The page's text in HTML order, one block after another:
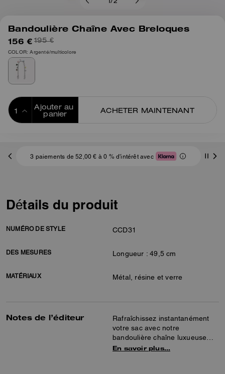
/2
Bandoulière Chaîne Avec Breloques
156 € 195 €
COLOR: Argenté/multicolore
Ajouter au
panier
ACHETER MAINTENANT
3 paiements de 52,00 € à 0 % d'intérêt avec
Détails du produit
NUMÉRO DE STYLE CCD31
DES MESURES Longueur : 49,5 cm
MATÉRIAUX Métal, résine et verre
Notes de l’éditeur
Rafraîchissez instantanément
votre sac avec notre
bandoulière chaîne luxueuse
rehaussée de breloques Coach
En savoir plus…